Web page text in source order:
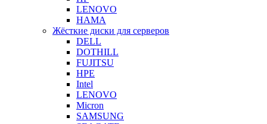
LENOVO
HAMA
Жёсткие диски для серверов
DELL
DOTHILL
FUJITSU
HPE
Intel
LENOVO
Micron
SAMSUNG